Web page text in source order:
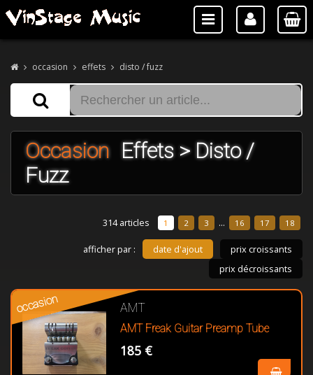
occasion effets disto / fuzz
Occasion Effets > Disto /
Fuzz
314 articles 1 2 3 ... 16 17 18
afficher par : date d'ajout
prix croissants
prix décroissants
occasion AMT
AMT Freak Guitar Preamp Tube
185 €